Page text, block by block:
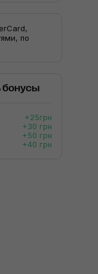
по
бонусы
+25грн
+30 грн
+50 грн
+40 грн